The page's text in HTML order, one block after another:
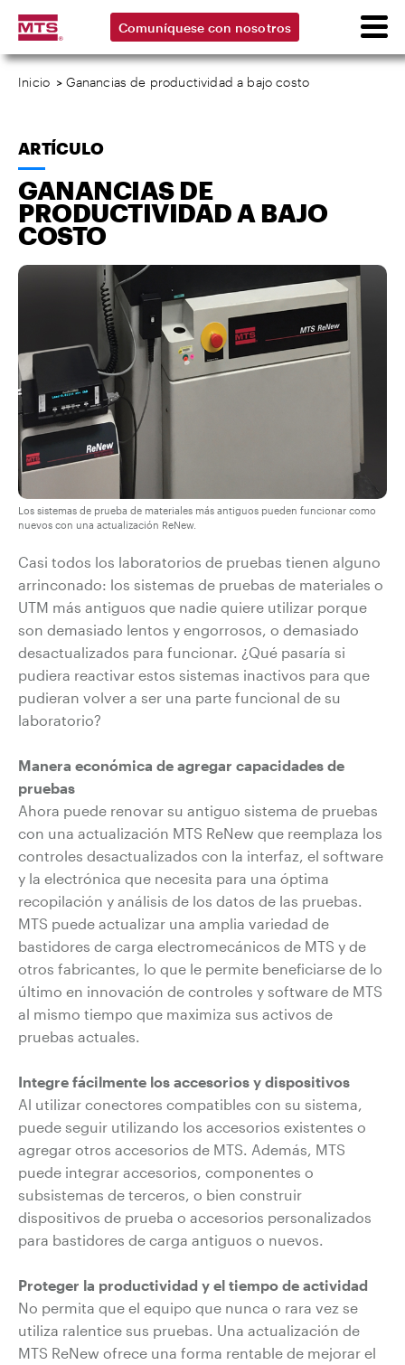
Comuníquese con nosotros
Inicio > Ganancias de productividad a bajo costo
ARTÍCULO
GANANCIAS DE
PRODUCTIVIDAD A BAJO
COSTO
Los sistemas de prueba de materiales más antiguos pueden funcionar como
nuevos con una actualización ReNew.
Casi todos los laboratorios de pruebas tienen alguno
arrinconado: los sistemas de pruebas de materiales o
UTM más antiguos que nadie quiere utilizar porque
son demasiado lentos y engorrosos, o demasiado
desactualizados para funcionar. ¿Qué pasaría si
pudiera reactivar estos sistemas inactivos para que
pudieran volver a ser una parte funcional de su
laboratorio?
Manera económica de agregar capacidades de
pruebas
Ahora puede renovar su antiguo sistema de pruebas
con una actualización MTS ReNew que reemplaza los
controles desactualizados con la interfaz, el software
y la electrónica que necesita para una óptima
recopilación y análisis de los datos de las pruebas.
MTS puede actualizar una amplia variedad de
bastidores de carga electromecánicos de MTS y de
otros fabricantes, lo que le permite beneficiarse de lo
último en innovación de controles y software de MTS
al mismo tiempo que maximiza sus activos de
pruebas actuales.
Integre fácilmente los accesorios y dispositivos
Al utilizar conectores compatibles con su sistema,
puede seguir utilizando los accesorios existentes o
agregar otros accesorios de MTS. Además, MTS
puede integrar accesorios, componentes o
subsistemas de terceros, o bien construir
dispositivos de prueba o accesorios personalizados
para bastidores de carga antiguos o nuevos.
Proteger la productividad y el tiempo de actividad
No permita que el equipo que nunca o rara vez se
utiliza ralentice sus pruebas. Una actualización de
MTS ReNew ofrece una forma rentable de mejorar el